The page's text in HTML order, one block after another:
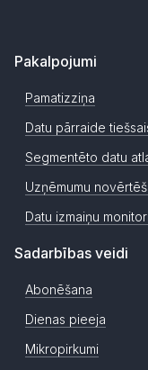
Pakalpojumi
Pamatizziņa
Datu pārraide
Segmentēto datu
Uzņēmumu
Datu izmaiņu
Sadarbības veidi
Abonēšana
Dienas pieeja
Mikropirkumi